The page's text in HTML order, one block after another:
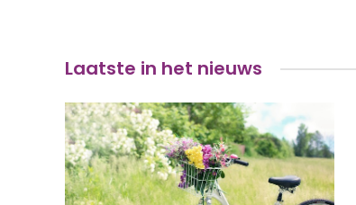
Laatste in het nieuws